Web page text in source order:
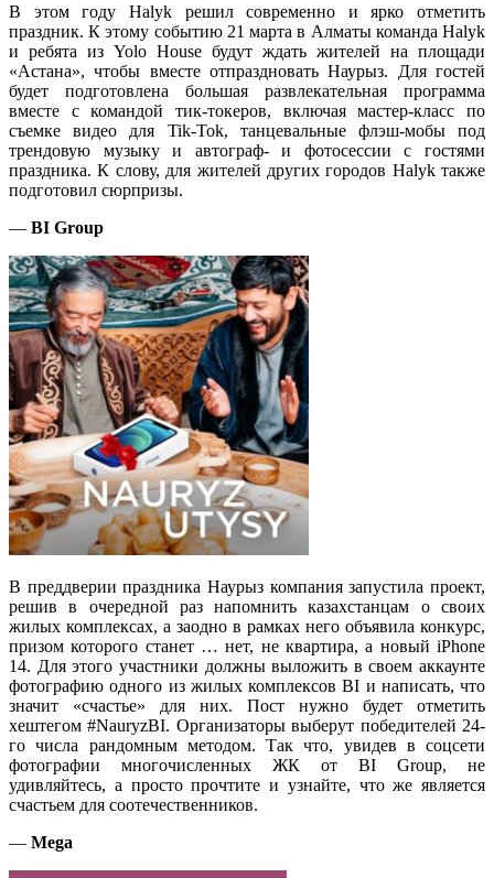
В этом году Halyk решил современно и ярко отметить
праздник. К этому событию 21 марта в Алматы команда Halyk
и ребята из Yolo House будут ждать жителей на площади
«Астана», чтобы вместе отпраздновать Наурыз. Для гостей
будет подготовлена большая развлекательная программа
вместе с командой тик-токеров, включая мастер-класс по
съемке видео для Tik-Tok, танцевальные флэш-мобы под
трендовую музыку и автограф- и фотосессии с гостями
праздника. К слову, для жителей других городов Halyk также
подготовил сюрпризы.
— BI Group
В преддверии праздника Наурыз компания запустила проект,
решив в очередной раз напомнить казахстанцам о своих
жилых комплексах, а заодно в рамках него объявила конкурс,
призом которого станет … нет, не квартира, а новый iPhone
14. Для этого участники должны выложить в своем аккаунте
фотографию одного из жилых комплексов BI и написать, что
значит «счастье» для них. Пост нужно будет отметить
хештегом #NauryzBI. Организаторы выберут победителей 24-
го числа рандомным методом. Так что, увидев в соцсети
фотографии многочисленных ЖК от BI Group, не
удивляйтесь, а просто прочтите и узнайте, что же является
счастьем для соотечественников.
— Mega